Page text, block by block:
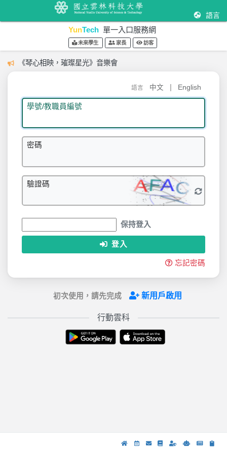
語言
YunTech 單一入口服務網
未來學生 家長 訪客
《琴心相映，璀璨星光》音樂會
語言 中文 English
學號/教職員編號
密碼
驗證碼
保持登入
登入
忘記密碼
初次使用，請先完成 新用戶啟用
行動雲科